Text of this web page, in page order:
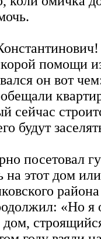
помощи
он вот
сейчас
будут
посетовал
на этот дом
«Но я